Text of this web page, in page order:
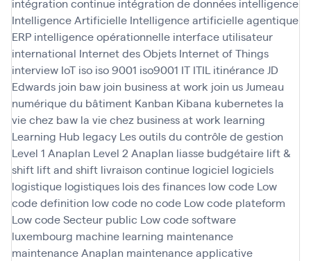
intégration continue intégration de données intelligence
Intelligence Artificielle Intelligence artificielle agentique
ERP intelligence opérationnelle interface utilisateur
international Internet des Objets Internet of Things
interview IoT iso iso 9001 iso9001 IT ITIL itinérance JD
Edwards join baw join business at work join us Jumeau
numérique du bâtiment Kanban Kibana kubernetes la
vie chez baw la vie chez business at work learning
Learning Hub legacy Les outils du contrôle de gestion
Level 1 Anaplan Level 2 Anaplan liasse budgétaire lift &
shift lift and shift livraison continue logiciel logiciels
logistique logistiques lois des finances low code Low
code definition low code no code Low code plateform
Low code Secteur public Low code software
luxembourg machine learning maintenance
maintenance Anaplan maintenance applicative